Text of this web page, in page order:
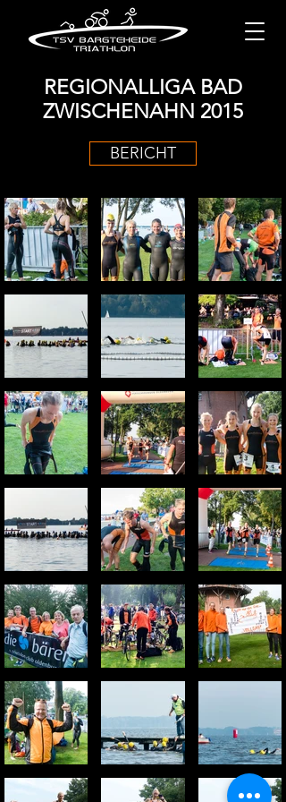
REGIONALLIGA BAD
ZWISCHENAHN 2015
BERICHT